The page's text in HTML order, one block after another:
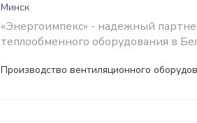
Минск
«Энергоимпекс» - надежный
теплообменного оборудования в
Производство вентиляционного